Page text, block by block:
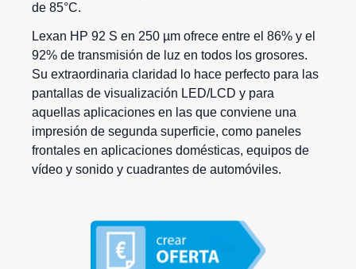
de 85°C.
Lexan HP 92 S en 250 µm ofrece entre el 86% y el
92% de transmisión de luz en todos los grosores.
Su extraordinaria claridad lo hace perfecto para las
pantallas de visualización LED/LCD y para
aquellas aplicaciones en las que conviene una
impresión de segunda superficie, como paneles
frontales en aplicaciones domésticas, equipos de
vídeo y sonido y cuadrantes de automóviles.